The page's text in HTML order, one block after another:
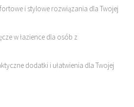
i stylowe rozwiązania dla Twojej
w łazience dla osób z
dodatki i ułatwienia dla Twojej